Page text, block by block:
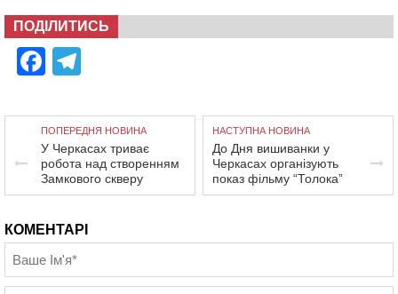
ПОДІЛИТИСЬ
Facebook
ПОПЕРЕДНЯ НОВИНА
У Черкасах триває
робота над створенням
Замкового скверу
НАСТУПНА НОВИНА
До Дня вишиванки у
Черкасах організують
показ фільму “Толока”
КОМЕНТАРІ